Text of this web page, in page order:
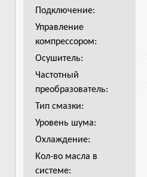
Подключение:
Управление
компрессором:
Осушитель:
Частотный
преобразователь:
Тип смазки:
Уровень шума:
Охлаждение:
Кол-во масла в
системе: